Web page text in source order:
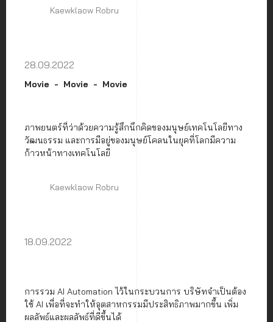
Kaewklaow Robru
28.09.2022
Movie Movie Movie
ภาพยนตร์ที่ว่าด้วยความรู้สึกนึกคิดของมนุษย์เทคโนโลยีทาง
วัฒนธรรม และการมีอยู่ของมนุษย์โคลนในยุคที่โลกมีความ
ก้าวหน้าทางเทคโนโลยี
Kaewklaow Robru
18.09.2022
การรวม AI Automation ไว้ในกระบวนการ บริษัทจำเป็นต้อง
ใช้ AI เพื่อที่จะทำให้อุตสาหกรรมมีประสิทธิภาพมากขึ้น เพิ่ม
ผลลัพธ์และผลลัพธ์ที่ดีขึ้นได้